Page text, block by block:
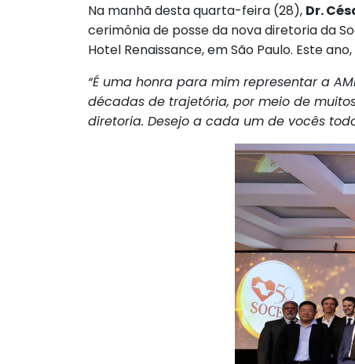
Na manhã desta quarta-feira (28), Dr.
cerimônia de posse da nova diretoria da
Hotel Renaissance, em São Paulo. Este
“É uma honra para mim representar a
décadas de trajetória, por meio de
diretoria. Desejo a cada um de vocês